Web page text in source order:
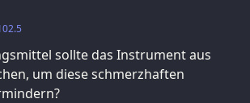
sollte das Instrument aus
um diese schmerzhaften